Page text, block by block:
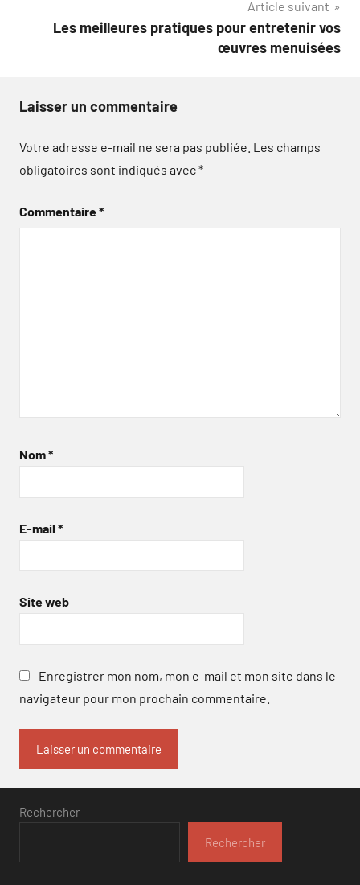
Article suivant
Les meilleures pratiques pour entretenir vos
œuvres menuisées
Laisser un commentaire
Votre adresse e-mail ne sera pas publiée. Les champs
obligatoires sont indiqués avec*
Commentaire*
Nom*
E-mail *
Site web
Enregistrer mon nom, mon e-mail et mon site dans le
navigateur pour mon prochain commentaire.
Rechercher
Rechercher